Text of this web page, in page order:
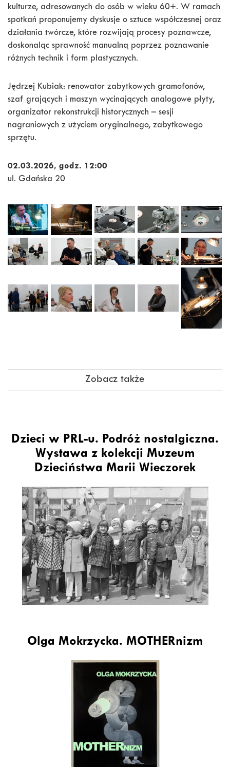
kulturze, adresowanych do osób w wieku 60+. W ramach
spotkań proponujemy dyskusje o sztuce współczesnej oraz
działania twórcze, które rozwijają procesy poznawcze,
doskonaląc sprawność manualną poprzez poznawanie
różnych technik i form plastycznych.
Jędrzej Kubiak: renowator zabytkowych gramofonów,
szaf grających i maszyn wycinających analogowe płyty,
organizator rekonstrukcji historycznych – sesji
nagraniowych z użyciem oryginalnego, zabytkowego
sprzętu.
02.03.2026, godz. 12:00
ul. Gdańska 20
Zobacz także
Dzieci w PRL-u. Podróż nostalgiczna.
Wystawa z kolekcji Muzeum
Dzieciństwa Marii Wieczorek
Olga Mokrzycka. MOTHERnizm